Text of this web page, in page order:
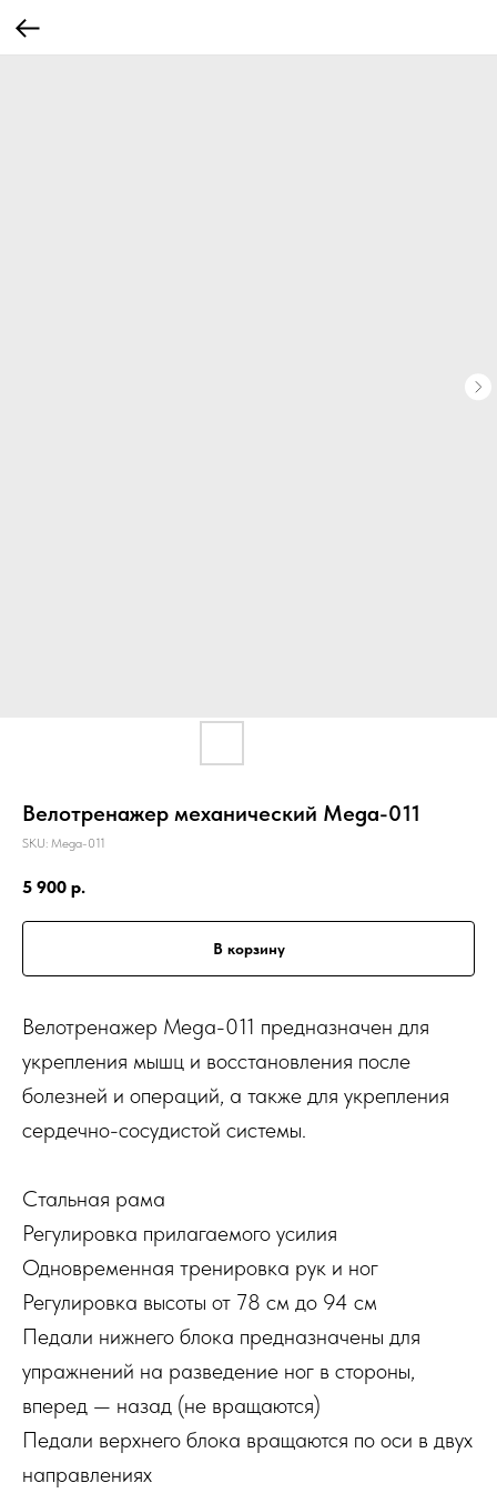
Велотренажер механический Mega-011
SKU: Mega-011
5 900 р.
В корзину
Велотренажер Mega-011 предназначен для
укрепления мышц и восстановления после
болезней и операций, а также для укрепления
сердечно-сосудистой системы.
Стальная рама
Регулировка прилагаемого усилия
Одновременная тренировка рук и ног
Регулировка высоты от 78 см до 94 см
Педали нижнего блока предназначены для
упражнений на разведение ног в стороны,
вперед — назад (не вращаются)
Педали верхнего блока вращаются по оси в двух
направлениях